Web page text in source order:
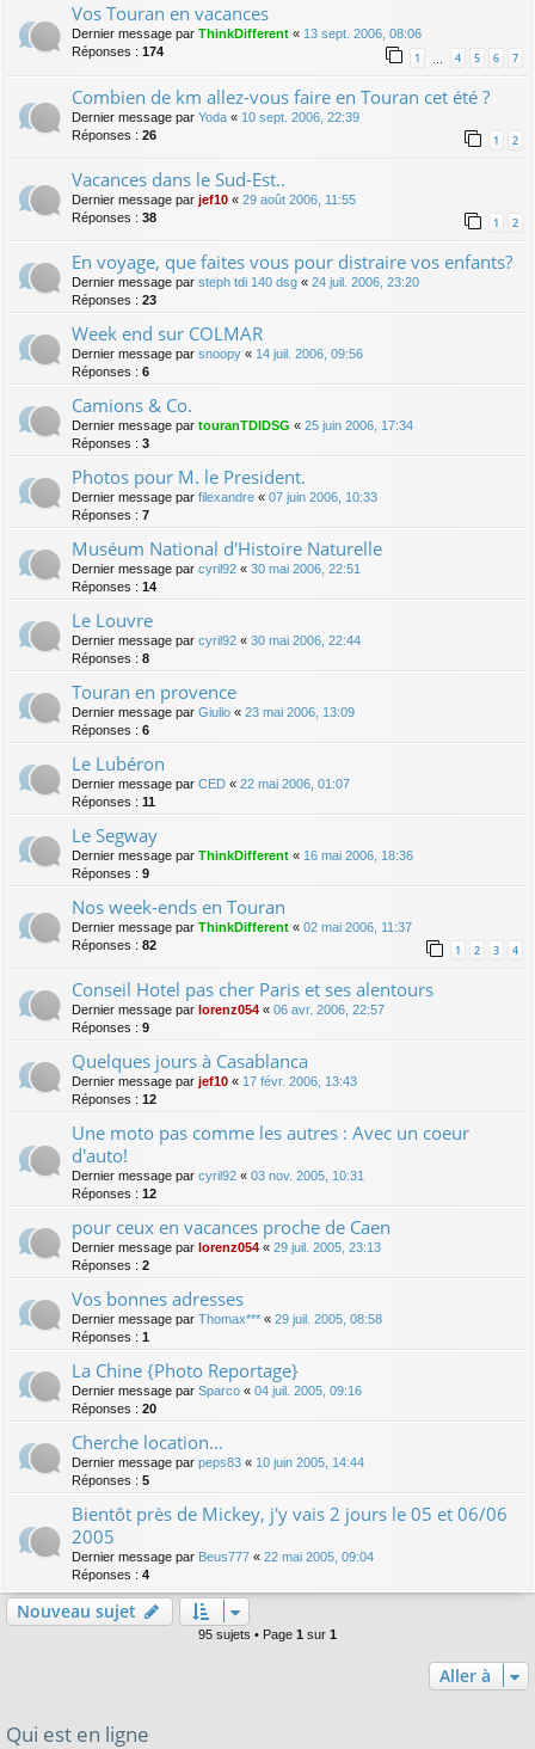
Vos Touran en vacances
Dernier message par ThinkDifferent « 13 sept. 2006, 08:06
Réponses : 174 1 4 5 6 7
Combien de km allez-vous faire en Touran cet été ?
Dernier message par Yoda « 10 sept. 2006, 22:39
Réponses : 26 1 2
Vacances dans le Sud-Est..
Dernier message par jef10 « 29 août 2006, 11:55
Réponses : 38 1 2
En voyage, que faites vous pour distraire vos enfants?
Dernier message par steph tdi 140 dsg « 24 juil. 2006, 23:20
Réponses : 23
Week end sur COLMAR
Dernier message par snoopy « 14 juil. 2006, 09:56
Réponses : 6
Camions & Co.
Dernier message par touranTDIDSG « 25 juin 2006, 17:34
Réponses : 3
Photos pour M. le President.
Dernier message par filexandre « 07 juin 2006, 10:33
Réponses : 7
Muséum National d'Histoire Naturelle
Dernier message par cyril92 « 30 mai 2006, 22:51
Réponses : 14
Le Louvre
Dernier message par cyril92 « 30 mai 2006, 22:44
Réponses : 8
Touran en provence
Dernier message par Giulio « 23 mai 2006, 13:09
Réponses : 6
Le Lubéron
Dernier message par CED « 22 mai 2006, 01:07
Réponses : 11
Le Segway
Dernier message par ThinkDifferent « 16 mai 2006, 18:36
Réponses : 9
Nos week-ends en Touran
Dernier message par ThinkDifferent « 02 mai 2006, 11:37
Réponses : 82 1 2 3 4
Conseil Hotel pas cher Paris et ses alentours
Dernier message par lorenz054 « 06 avr. 2006, 22:57
Réponses : 9
Quelques jours à Casablanca
Dernier message par jef10 « 17 févr. 2006, 13:43
Réponses : 12
Une moto pas comme les autres : Avec un coeur
d'auto!
Dernier message par cyril92 « 03 nov. 2005, 10:31
Réponses : 12
pour ceux en vacances proche de Caen
Dernier message par lorenz054 « 29 juil. 2005, 23:13
Réponses : 2
Vos bonnes adresses
Dernier message par Thomax*** « 29 juil. 2005, 08:58
Réponses : 1
La Chine {Photo Reportage}
Dernier message par Sparco « 04 juil. 2005, 09:16
Réponses : 20
Cherche location...
Dernier message par peps83 « 10 juin 2005, 14:44
Réponses : 5
Bientôt près de Mickey, j'y vais 2 jours le 05 et 06/06
2005
Dernier message par Beus777 « 22 mai 2005, 09:04
Réponses : 4
Nouveau sujet
95 sujets • Page 1 sur 1
Aller à
Qui est en ligne